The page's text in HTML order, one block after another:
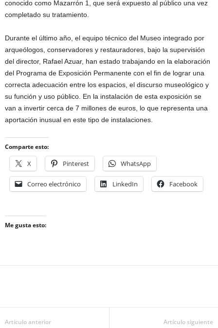
conocido como Mazarrón 1, que será expuesto al público una vez
completado su tratamiento.
Durante el último año, el equipo técnico del Museo integrado por
arqueólogos, conservadores y restauradores, bajo la supervisión
del director, Rafael Azuar, han estado trabajando en la elaboración
del Programa de Exposición Permanente con el fin de lograr una
correcta adecuación entre los espacios, el discurso museológico y
su función y uso público. En la instalación de esta exposición se
van a invertir cerca de 7 millones de euros, lo que representa una
aportación inusual en este tipo de instalaciones.
Comparte esto:
X Pinterest WhatsApp
Correo electrónico LinkedIn Facebook
Me gusta esto:
Artículo anterior Artículo siguiente